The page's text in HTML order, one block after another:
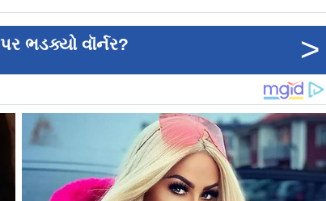
ભડક્યો વૉર્નર? >